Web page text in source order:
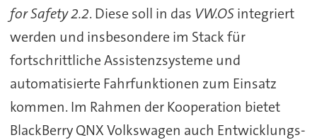
for Safety 2.2. Diese soll in das VW.OSintegriert
werden und insbesondere im Stack für
fortschrittliche Assistenzsysteme und
automatisierte Fahrfunktionen zum Einsatz
kommen. Im Rahmen der Kooperation bietet
BlackBerry QNX Volkswagen auch Entwicklungs-